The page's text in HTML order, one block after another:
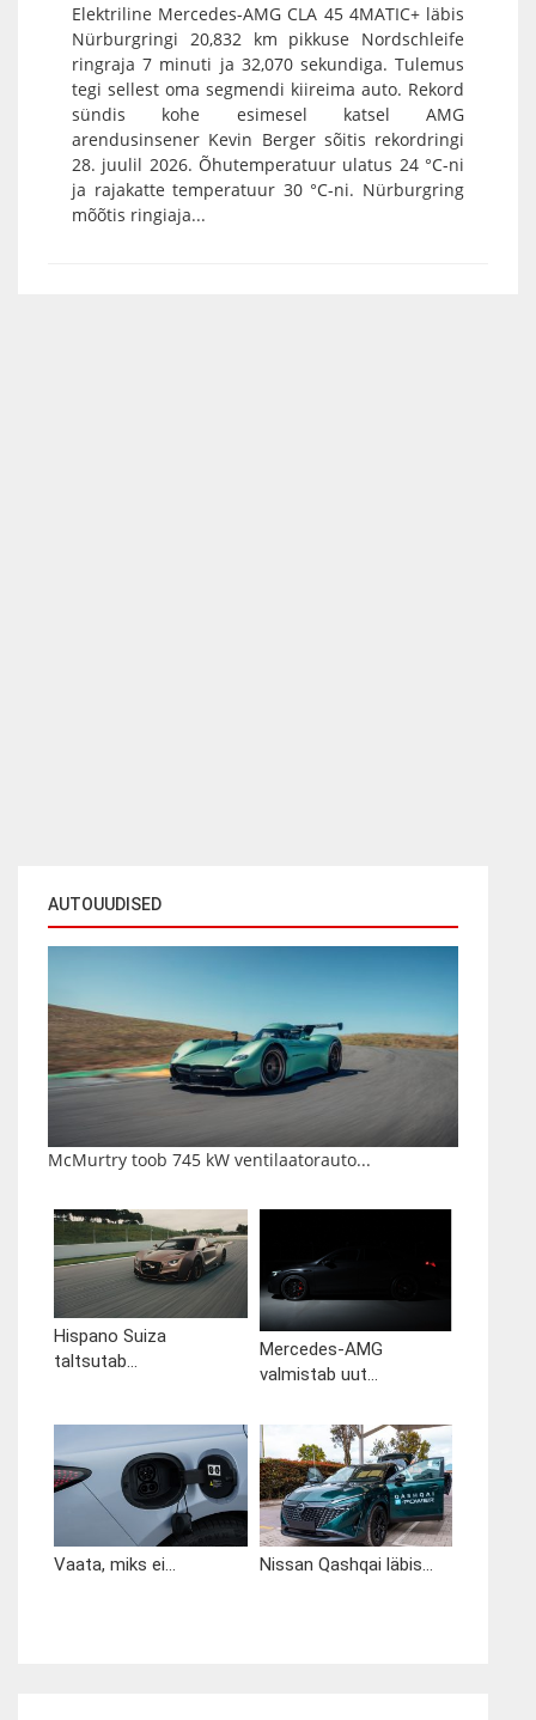
AUTOUUDISED
McMurtry toob 745 kW ventilaatorauto...
Hispano Suiza
taltsutab...
Mercedes-AMG
valmistab uut...
Vaata, miks ei... Nissan Qashqai läbis...
Elektriline Mercedes-AMG CLA 45 4MATIC+ läbis
Nürburgringi 20,832 km pikkuse Nordschleife
ringraja 7 minuti ja 32,070 sekundiga. Tulemus
tegi sellest oma segmendi kiireima auto. Rekord
sündis kohe esimesel katsel AMG
arendusinsener Kevin Berger sõitis rekordringi
28. juulil 2026. Õhutemperatuur ulatus 24 °C-ni
ja rajakatte temperatuur 30 °C-ni. Nürburgring
mõõtis ringiaja...